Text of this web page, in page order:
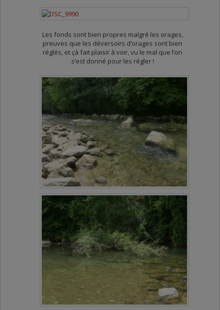
Les fonds sont bien propres malgré les orages,
preuves que les déversoirs d’orages sont bien
réglés, et çà fait plaisir à voir, vu le mal que l’on
s’est donné pour les régler !